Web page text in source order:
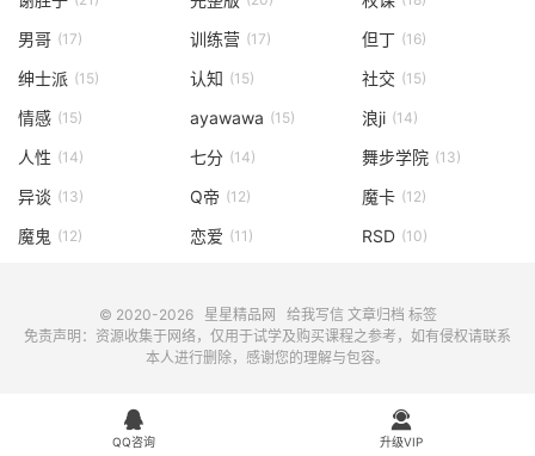
男哥 (17) 训练营 (17) 但丁 (16)
绅士派 (15) 认知 (15) 社交 (15)
情感 (15) ayawawa (15) 浪ji (14)
人性 (14) 七分 (14) 舞步学院 (13)
异谈 (13) Q帝 (12) 魔卡 (12)
魔鬼 (12) 恋爱 (11) RSD (10)
© 2020-2026 星星精品网 给我写信 文章归档 标签
免责声明：资源收集于网络，仅用于试学及购买课程之参考，如有侵权请联系
本人进行删除，感谢您的理解与包容。

QQ咨询

升级VIP